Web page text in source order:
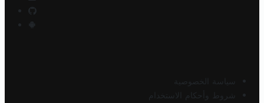
سياسة الخصوصية
شروط وأحكام الاستخدام